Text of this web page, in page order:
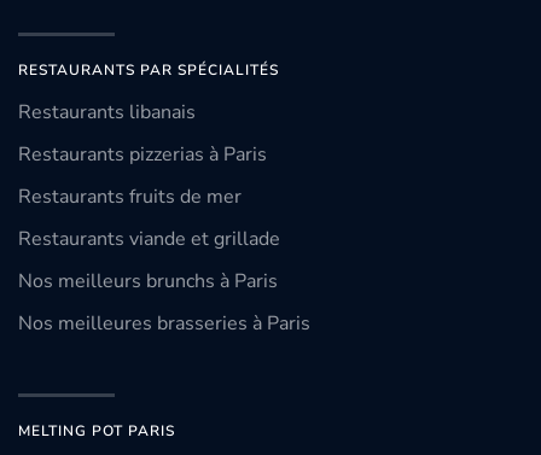
RESTAURANTS PAR SPÉCIALITÉS
Restaurants libanais
Restaurants pizzerias à Paris
Restaurants fruits de mer
Restaurants viande et grillade
Nos meilleurs brunchs à Paris
Nos meilleures brasseries à Paris
MELTING POT PARIS